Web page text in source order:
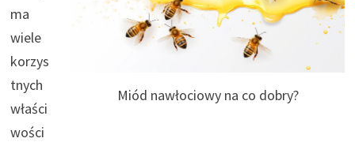
Miód nawłociowy na co dobry?
ma
wiele
korzys
tnych
właści
wości